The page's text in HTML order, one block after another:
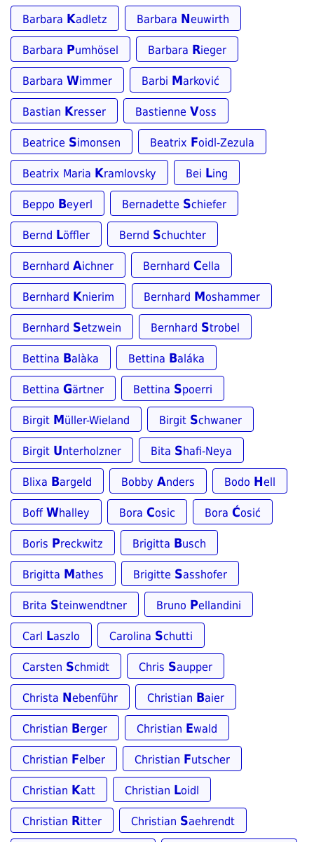
Barbara Kadletz Barbara Neuwirth
Barbara Pumhösel Barbara Rieger
Barbara Wimmer Barbi Marković
Bastian Kresser Bastienne Voss
Beatrice Simonsen Beatrix Foidl-Zezula
Beatrix Maria Kramlovsky Bei Ling
Beppo Beyerl Bernadette Schiefer
Bernd Löffler Bernd Schuchter
Bernhard Aichner Bernhard Cella
Bernhard Knierim Bernhard Moshammer
Bernhard Setzwein Bernhard Strobel
Bettina Balàka Bettina Baláka
Bettina Gärtner Bettina Spoerri
Birgit Müller-Wieland Birgit Schwaner
Birgit Unterholzner Bita Shafi-Neya
Blixa Bargeld Bobby Anders Bodo Hell
Boff Whalley Bora Cosic Bora Ćosić
Boris Preckwitz Brigitta Busch
Brigitta Mathes Brigitte Sasshofer
Brita Steinwendtner Bruno Pellandini
Carl Laszlo Carolina Schutti
Carsten Schmidt Chris Saupper
Christa Nebenführ Christian Baier
Christian Berger Christian Ewald
Christian Felber Christian Futscher
Christian Katt Christian Loidl
Christian Ritter Christian Saehrendt